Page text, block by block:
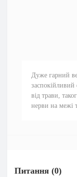
Дуже гарний
від трави,
нерви на межі
Питання (0)